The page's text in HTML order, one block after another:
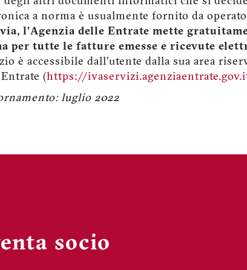
a norma è usualmente fornito da
l’Agenzia delle Entrate mette
per tutte le fatture emesse e ricevute
è accessibile dall’utente dalla sua area
(https://
luglio 2022
socio